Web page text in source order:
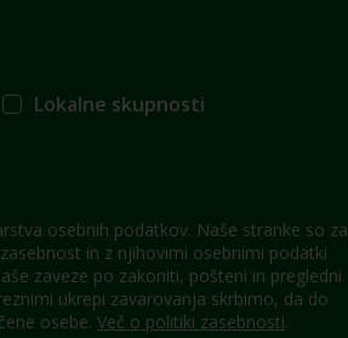
Lokalne skupnosti
osebnih podatkov. Naše stranke so za
in z njihovimi osebnimi podatki
zaveze po zakoniti, pošteni in pregledni
ukrepi zavarovanja skrbimo, da do
osebe. Več o politiki zasebnosti.